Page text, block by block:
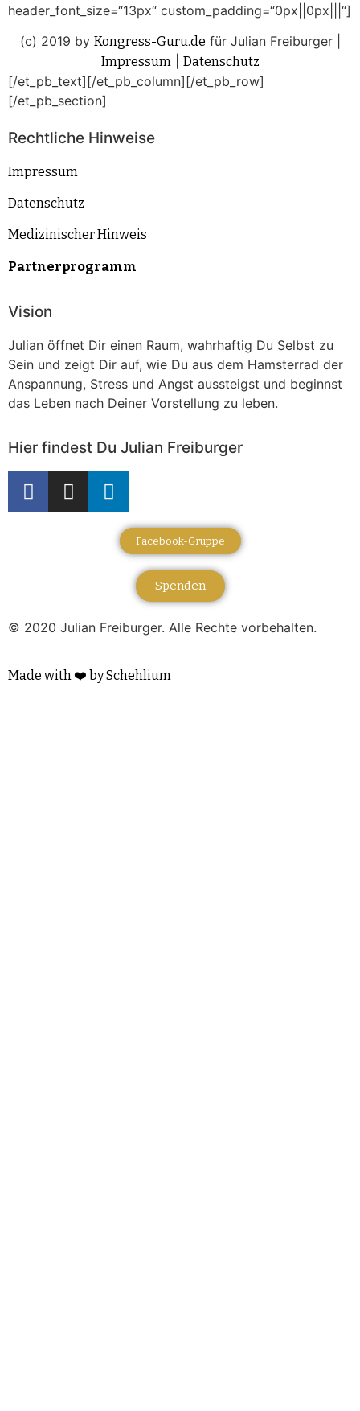
header_font_size=“13px“ custom_padding=“0px||0px|||“]
(c) 2019 by Kongress-Guru.de für Julian Freiburger |
Impressum| Datenschutz
[/et_pb_text][/et_pb_column][/et_pb_row]
[/et_pb_section]
Rechtliche Hinweise
Impressum
Datenschutz
Medizinischer Hinweis
Partnerprogramm
Vision
Julian öffnet Dir einen Raum, wahrhaftig Du Selbst zu
Sein und zeigt Dir auf, wie Du aus dem Hamsterrad der
Anspannung, Stress und Angst aussteigst und beginnst
das Leben nach Deiner Vorstellung zu leben.
Hier findest Du Julian Freiburger
Facebook-Gruppe
Spenden
© 2020 Julian Freiburger. Alle Rechte vorbehalten.
Made with ❤️ by Schehlium